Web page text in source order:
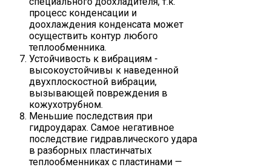
процесс конденсации и
доохлаждения конденсата может
осуществить контур любого
теплообменника.
Устойчивость к вибрациям -
высокоустойчивы к наведенной
двухплоскостной вибрации,
вызывающей повреждения в
кожухотрубном.
Меньшие последствия при
гидроударах. Самое негативное
последствие гидравлического удара
в разборных пластинчатых
теплообменниках с пластинами —